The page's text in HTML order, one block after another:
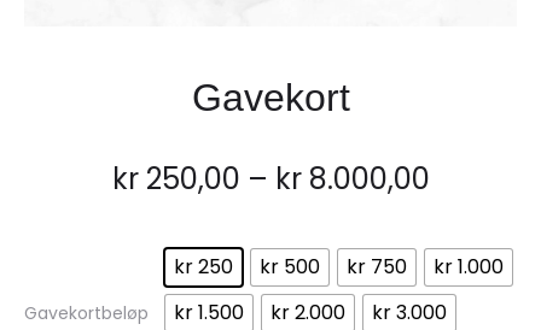
Gavekort
kr250,00 – kr8.000,00
til
Gavekortbeløp
kr 250 kr 500 kr 750
kr 1.000
kr 1.500
kr 2.000
kr 3.000